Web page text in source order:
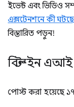
ইভেন্ট এবং ভিডিও
এক্সটেনশনে কী
বিস্তারিত পড়ুন!
বিল্ট-ইন এআই
পোস্ট করা হয়েছে